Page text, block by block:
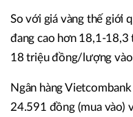
So với giá vàng thế giới
đang cao hơn 18,1-
18 triệu đồng/lượng vào
Ngân hàng
24.591 đồng (mua vào)